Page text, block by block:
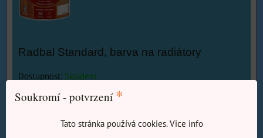
Radbal Standard, barva na radiátory
Dostupnost: Skladem
od 255 Kč
Soukromí - potvrzení *
Tato stránka používá cookies. Vice info